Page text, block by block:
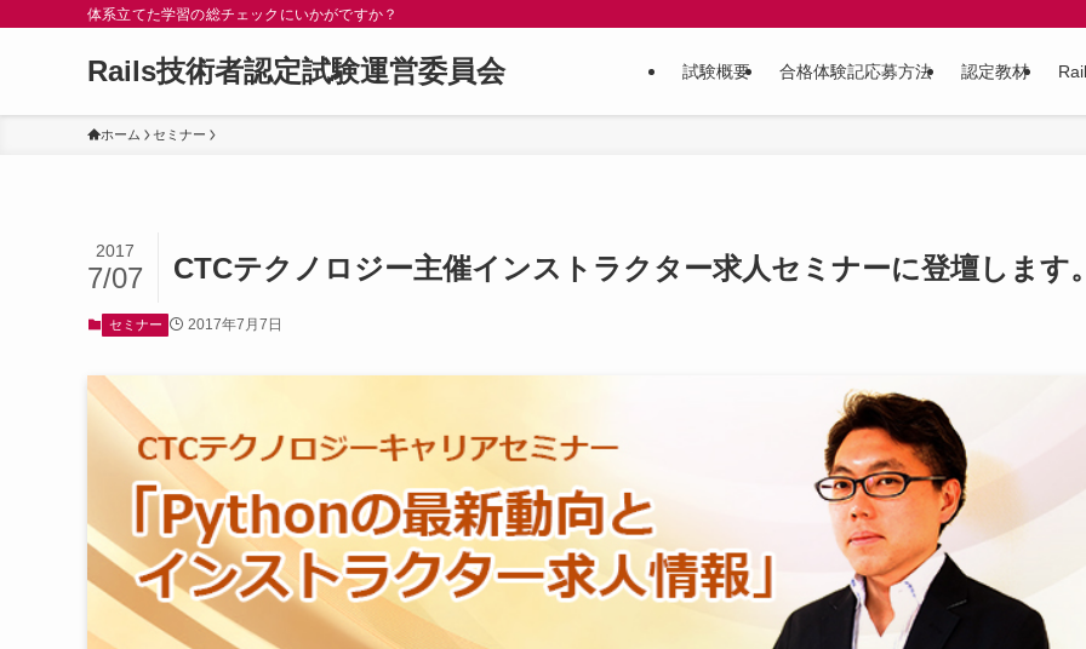
体系立てた学習の総チェックにいかがですか？
Rails技術者認定試験運営委員会 試験概要 合格体験記応募方法 認定教材
ホーム セミナー
CTCテクノロジー主催インストラクター求人セミナーに登壇します
2017
7/07
セミナー 2017年7月7日